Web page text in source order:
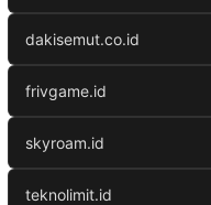
dakisemut.co.id
frivgame.id
skyroam.id
teknolimit.id